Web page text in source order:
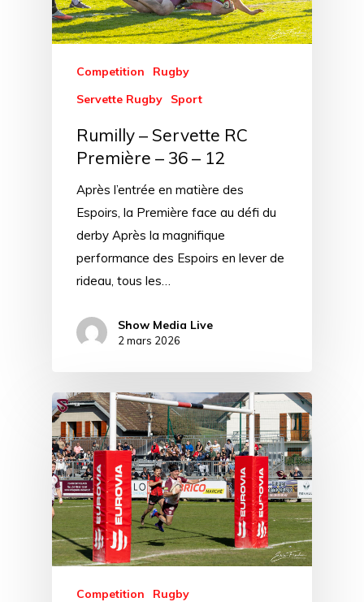
Competition
Rugby
Servette Rugby
Sport
Rumilly – Servette RC
Première – 36 – 12
Après l’entrée en matière des
Espoirs, la Première face au défi du
derby Après la magnifique
performance des Espoirs en lever de
rideau, tous les…
Show Media Live
2 mars 2026
Competition
Rugby